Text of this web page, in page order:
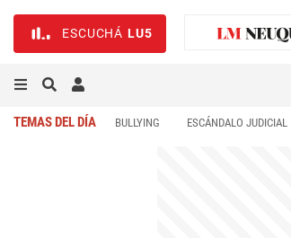
ESCUCHÁ LU5
TEMAS DEL DÍA BULLYING ESCÁNDALO JUDICIAL